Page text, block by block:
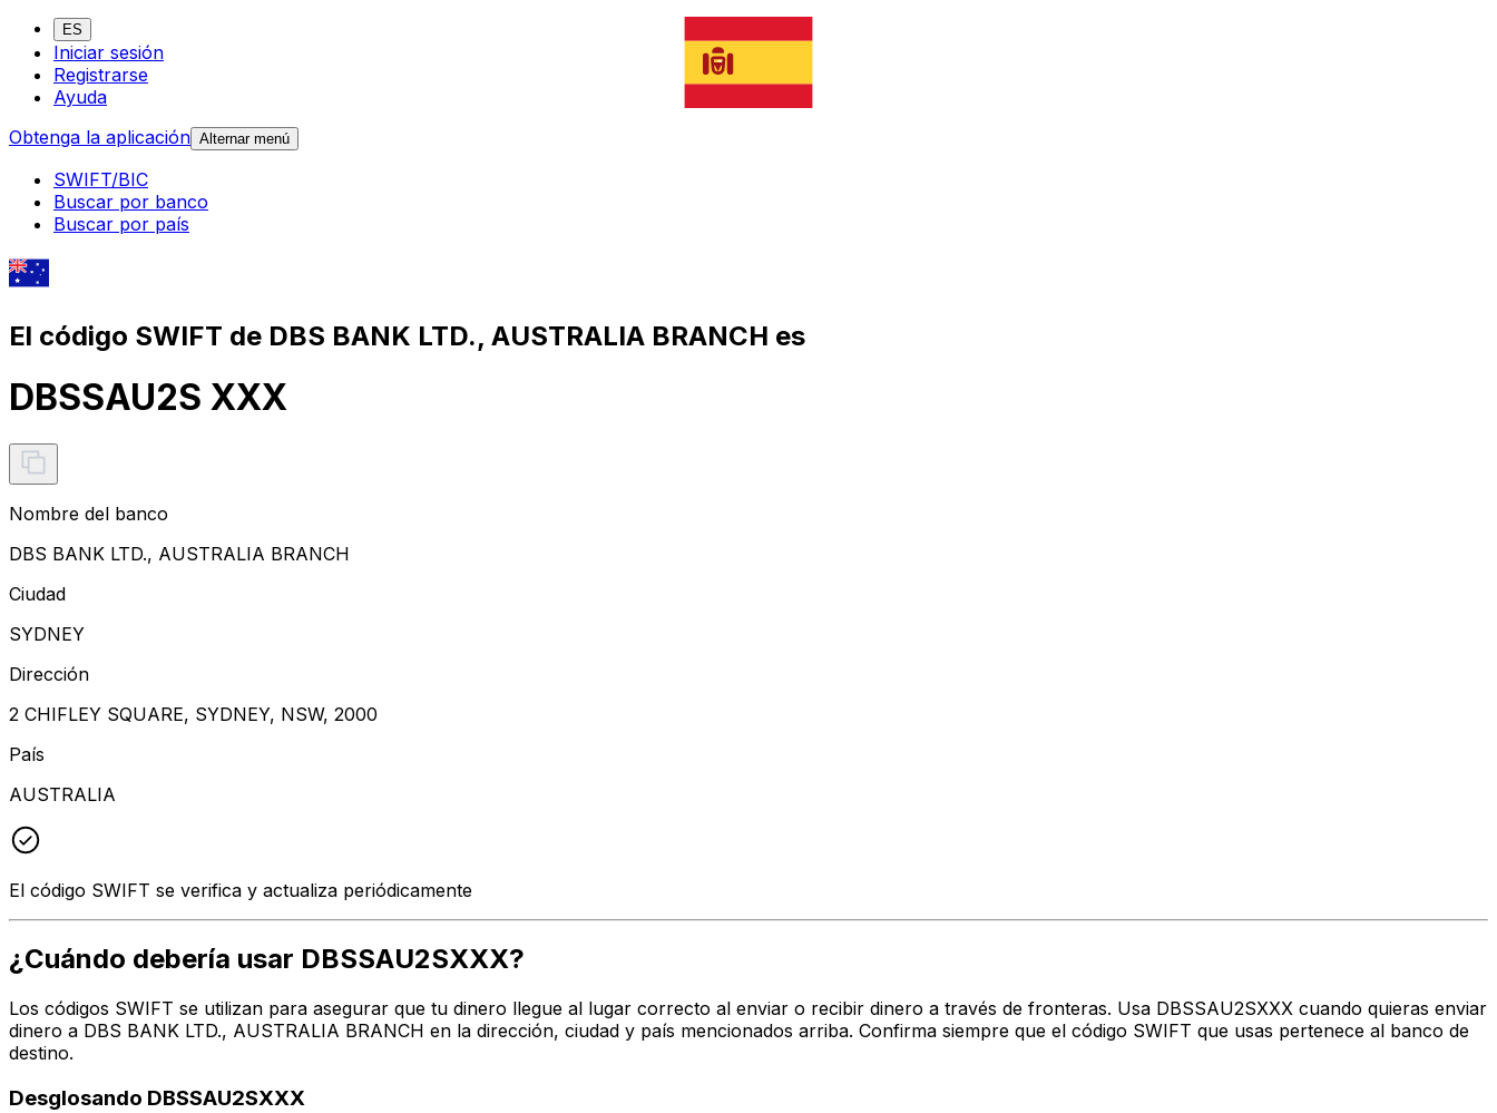
ES
Iniciar sesión
Registrarse
Ayuda
Obtenga la aplicación Alternar menú
SWIFT/BIC
Buscar por banco
Buscar por país
El código SWIFT de DBS BANK LTD., AUSTRALIA BRANCH es
DBSSAU2S XXX
Nombre del banco
DBS BANK LTD., AUSTRALIA BRANCH
Ciudad
SYDNEY
Dirección
2 CHIFLEY SQUARE, SYDNEY, NSW, 2000
País
AUSTRALIA
El código SWIFT se verifica y actualiza periódicamente
¿Cuándo debería usar DBSSAU2SXXX?
Los códigos SWIFT se utilizan para asegurar que tu dinero llegue al lugar correcto al enviar o recibir dinero a través de fronteras. Usa DBSSAU2SXXX cuando quieras enviar
dinero a DBS BANK LTD., AUSTRALIA BRANCH en la dirección, ciudad y país mencionados arriba. Confirma siempre que el código SWIFT que usas pertenece al banco de
destino.
Desglosando DBSSAU2SXXX